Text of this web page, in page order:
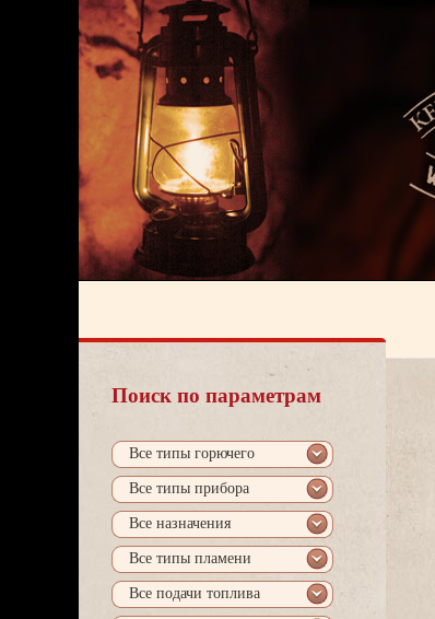
Поиск по параметрам
се типы горючего
се типы прибора
се назначения
се типы пламени
се подачи топлива